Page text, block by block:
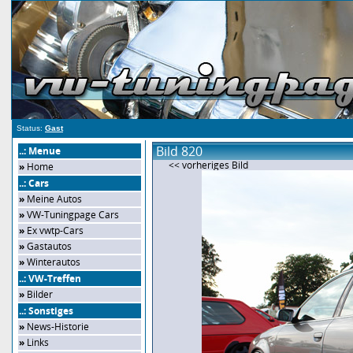
Status: Gast
..: Menue
» Home
..: Cars
» Meine Autos
»VW-Tuningpage Cars
» Ex vwtp-Cars
»Gastautos
»Winterautos
..: VW-Treffen
» Bilder
..: Sonstiges
» News-Historie
» Links
Bild 820
<< vorheriges Bild